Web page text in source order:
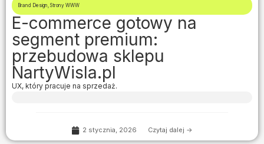
Brand Design Strony WWW
E-commerce gotowy na
segment premium:
przebudowa sklepu
NartyWisla.pl
UX, który pracuje na sprzedaż.
2 stycznia, 2026 Czytaj dalej ->